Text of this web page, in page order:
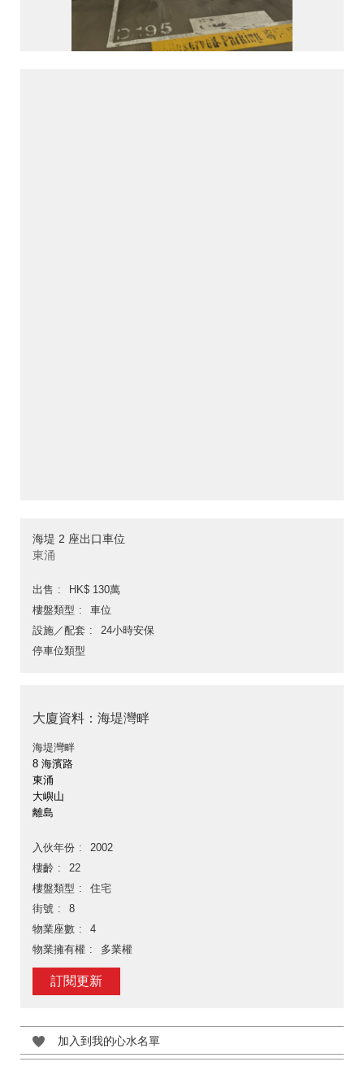
海堤 2 座出口車位
東涌
出售
HK$ 130萬
樓盤類型
車位
設施／配套
24小時安保
停車位類型
大廈資料：海堤灣畔
海堤灣畔
8 海濱路
東涌
大嶼山
離島
入伙年份
2002
樓齡
22
樓盤類型
住宅
街號
8
物業座數
4
物業擁有權
多業權
訂閱更新
加入到我的心水名單